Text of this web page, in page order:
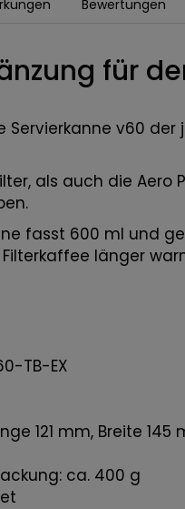
Bewertungen
für
Servierkanne v60
als auch die
fasst 600 ml und
länger
TB-EX
121 mm, Breite
ca. 400 g